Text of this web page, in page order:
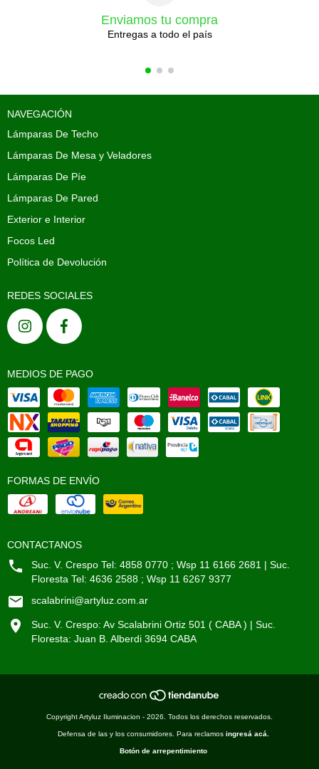
Enviamos tu compra
Entregas a todo el país
NAVEGACIÓN
Lámparas De Techo
Lámparas De Mesa y Veladores
Lámparas De Píe
Lámparas De Pared
Exterior e Interior
Focos Led
Política de Devolución
REDES SOCIALES
MEDIOS DE PAGO
FORMAS DE ENVÍO
CONTACTANOS
Suc. V. Crespo Tel: 4858 0770 ; Wsp 11 6166 2681 | Suc.
Floresta Tel: 4636 2588 ; Wsp 11 6267 9377
scalabrini@artyluz.com.ar
Suc. V. Crespo: Av Scalabrini Ortiz 501 ( CABA ) | Suc.
Floresta: Juan B. Alberdi 3694 CABA
Copyright Artyluz Iluminacion - 2026. Todos los derechos reservados.
Defensa de las y los consumidores. Para reclamos ingresá acá.
Botón de arrepentimiento